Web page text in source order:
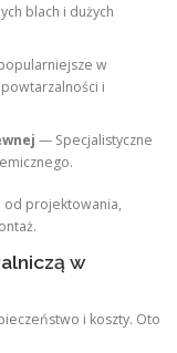
blach i dużych
w
i
— Specjalistyczne
od projektowania,
w
i koszty. Oto